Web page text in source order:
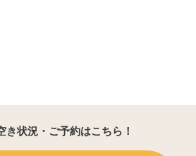
き状況・ご予約はこちら！